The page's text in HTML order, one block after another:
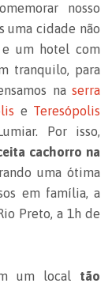
ai
l
h
to
Ki
n
dl
e
nosso
uma cidade não
um hotel com
tranquilo, para
na serra
e Teresópolis
Por isso,
cachorro na
uma ótima
em família, a
Preto, a 1h de
um local tão